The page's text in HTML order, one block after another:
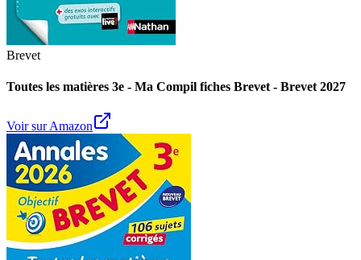
Brevet
Toutes les matières 3e - Ma Compil fiches Brevet - Brevet 2027
Voir sur Amazon